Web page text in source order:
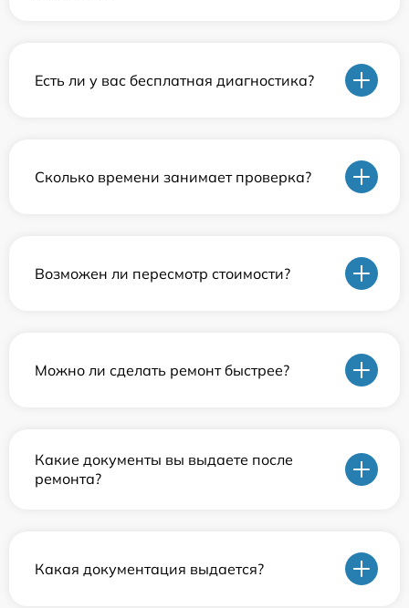
Есть ли у вас бесплатная диагностика?
Сколько времени занимает проверка?
Возможен ли пересмотр стоимости?
Можно ли сделать ремонт быстрее?
Какие документы вы выдаете после
ремонта?
Какая документация выдается?